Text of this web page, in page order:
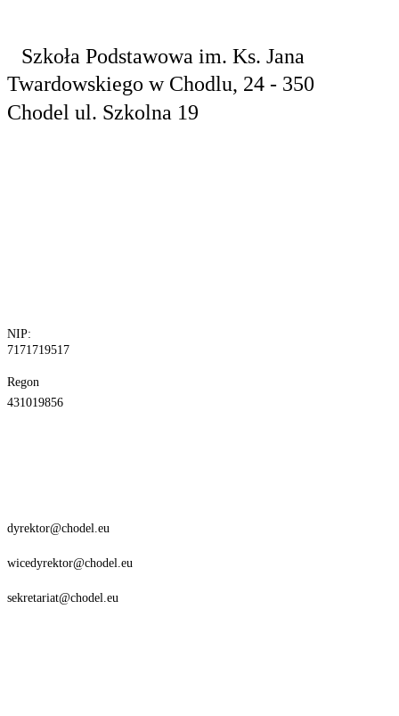
Szkoła Podstawowa im. Ks. Jana
Twardowskiego w Chodlu, 24 - 350
Chodel ul. Szkolna 19
NIP:
7171719517
Regon
431019856
dyrektor@chodel.eu
wicedyrektor@chodel.eu
sekretariat@chodel.eu